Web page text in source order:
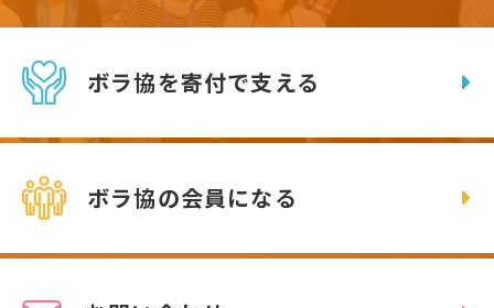
ボラ協を寄付で支える
ボラ協の会員になる